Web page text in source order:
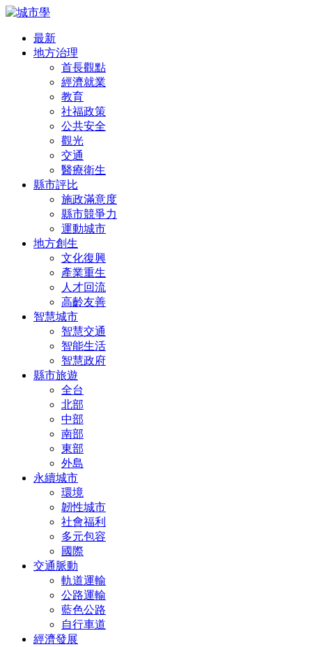
最新
地方治理
首長觀點
經濟就業
教育
社福政策
公共安全
觀光
交通
醫療衛生
縣市評比
施政滿意度
縣市競爭力
運動城市
地方創生
文化復興
產業重生
人才回流
高齡友善
智慧城市
智慧交通
智能生活
智慧政府
縣市旅遊
全台
北部
中部
南部
東部
外島
永續城市
環境
韌性城市
社會福利
多元包容
國際
交通脈動
軌道運輸
公路運輸
藍色公路
自行車道
經濟發展